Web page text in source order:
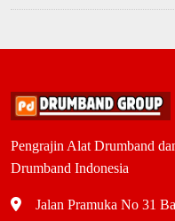
Pengrajin Alat Drumband
Drumband Indonesia
Jalan Pramuka No 31